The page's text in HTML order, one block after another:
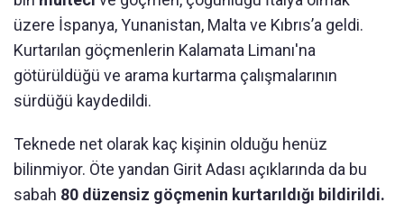
üzere İspanya, Yunanistan, Malta ve Kıbrıs’a geldi.
Kurtarılan göçmenlerin Kalamata Limanı'na
götürüldüğü ve arama kurtarma çalışmalarının
sürdüğü kaydedildi.
Teknede net olarak kaç kişinin olduğu henüz
bilinmiyor. Öte yandan Girit Adası açıklarında da bu
sabah 80 düzensiz göçmenin kurtarıldığı bildirildi.